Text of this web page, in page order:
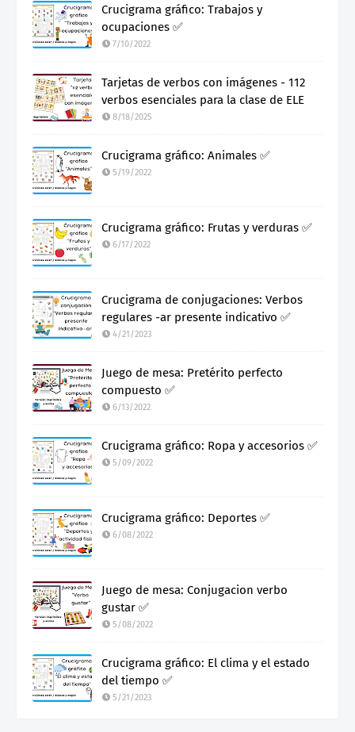
Crucigrama gráfico: Trabajos y
ocupaciones ✅
7/10/2022
Tarjetas de verbos con imágenes - 112
verbos esenciales para la clase de ELE
8/18/2025
Crucigrama gráfico: Animales ✅
5/19/2022
Crucigrama gráfico: Frutas y verduras ✅
6/17/2022
Crucigrama de conjugaciones: Verbos
regulares -ar presente indicativo ✅
4/21/2023
Juego de mesa: Pretérito perfecto
compuesto ✅
6/13/2022
Crucigrama gráfico: Ropa y accesorios ✅
5/09/2022
Crucigrama gráfico: Deportes ✅
6/08/2022
Juego de mesa: Conjugacion verbo
gustar ✅
5/08/2022
Crucigrama gráfico: El clima y el estado
del tiempo ✅
5/21/2023